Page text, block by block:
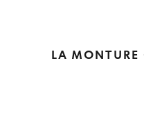
LA MONTURE